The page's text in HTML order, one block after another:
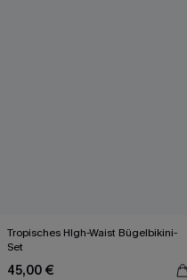
Tropisches HIgh-Waist Bügelbikini-
Set
45,00 €